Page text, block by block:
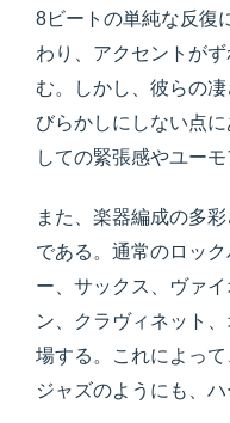
8ビートの単純な反復
わり、アクセントが
む。しかし、彼らの
びらかしにしない点
しての緊張感やユーモ
また、楽器編成の多
である。通常のロッ
ー、サックス、ヴァ
ン、クラヴィネット
場する。これによって
ジャズのようにも、